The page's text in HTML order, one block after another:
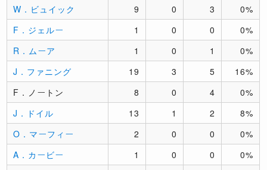
W．ビュイック
9 0 3
0%
F．ジェルー
1 0 0
0%
R．ムーア
1 0 1
0%
J．ファニング
19 3 5
16%
F．ノートン
8 0 4
0%
J．ドイル
13 1 2
8%
O．マーフィー
2 0 0
0%
A．カービー
1 0 0
0%